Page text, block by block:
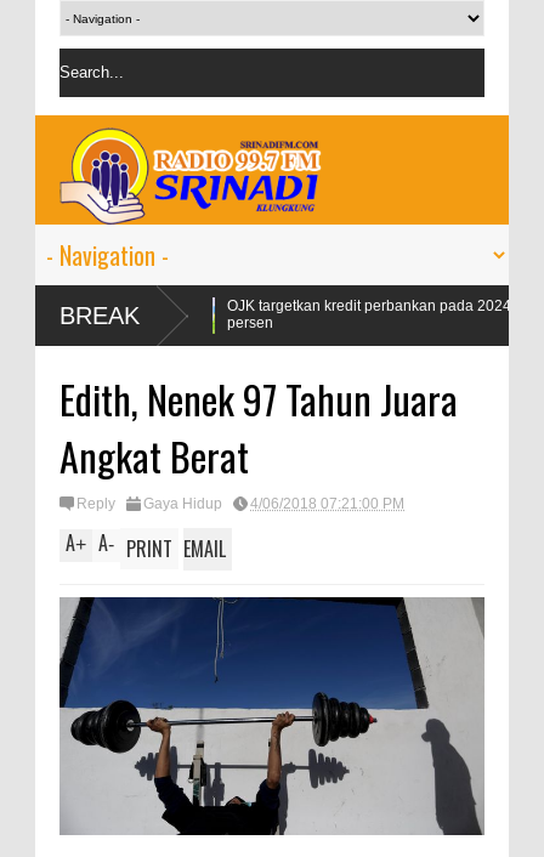
BREAK
Naik 99
OJK targetkan kredit perbankan pada 2024 tumbuh 9-11
persen
Edith, Nenek 97 Tahun Juara
Angkat Berat
Reply Gaya Hidup 4/06/2018 07:21:00 PM
A+ A- PRINT EMAIL